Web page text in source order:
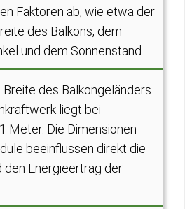
Faktoren ab, wie etwa der
des Balkons, dem
und dem Sonnenstand.
Breite des Balkongeländers
liegt bei
Meter. Die Dimensionen
beeinflussen direkt die
den Energieertrag der